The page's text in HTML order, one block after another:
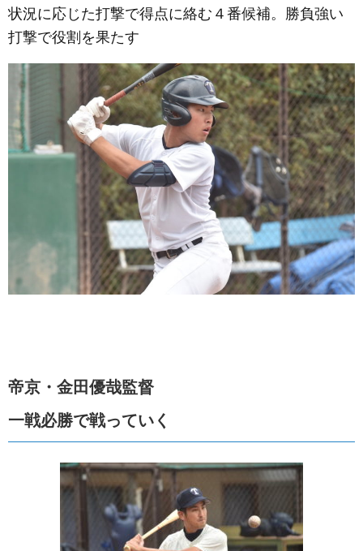
状況に応じた打撃で得点に絡む４番候補。勝負強い
打撃で役割を果たす
帝京・金田優哉監督
一戦必勝で戦っていく